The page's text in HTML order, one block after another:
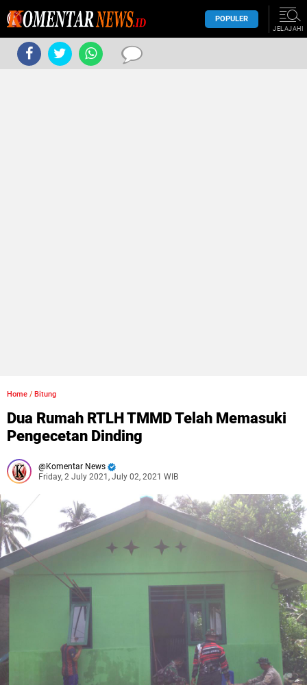
POPULER
JELAJAHI
Home / Bitung
Dua Rumah RTLH TMMD Telah Memasuki
Pengecetan Dinding
Komentar News
Friday, 2 July 2021, July 02, 2021 WIB